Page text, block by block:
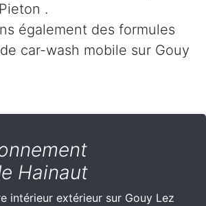
.
également des formules
car-wash mobile sur Gouy
Hainaut
intérieur extérieur sur Gouy Lez